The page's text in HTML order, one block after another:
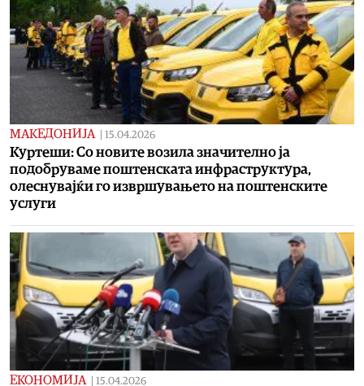
МАКЕДОНИЈА | 15.04.2026
Куртеши: Со новите возила значително ја
подобруваме поштенската инфраструктура,
олеснувајќи го извршувањето на поштенските
услуги
ЕКОНОМИЈА | 15.04.2026